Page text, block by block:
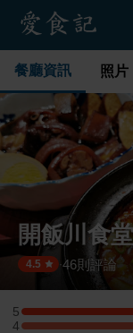
餐廳資訊 照片
開飯川食
4.5 ·46則評論
5
5 星：4 則評論
4